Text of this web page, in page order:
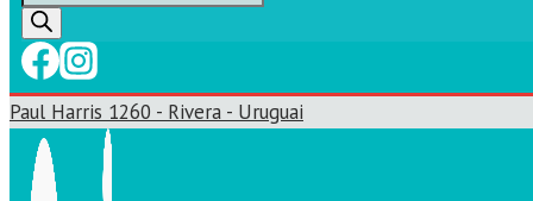
de
productos
Paul Harris 1260 - Rivera - Uruguai